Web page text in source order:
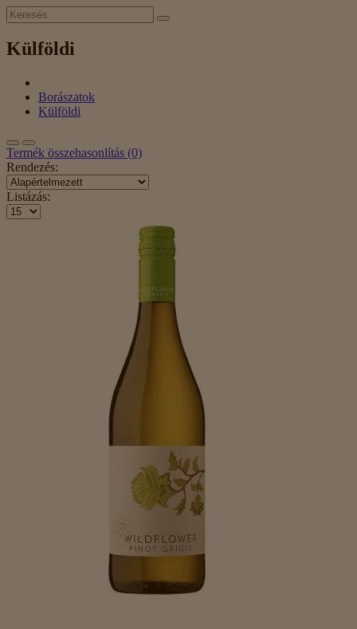
Külföldi
Borászatok
Külföldi
Termék összehasonlítás (0)
Rendezés:
Listázás: